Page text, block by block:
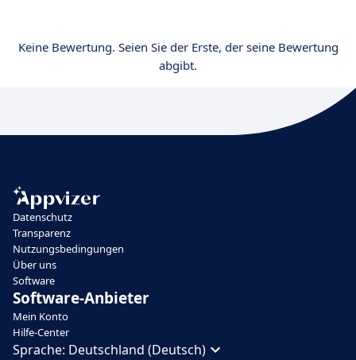
Keine Bewertung. Seien Sie der Erste, der seine Bewertung
abgibt.
Datenschutz
Transparenz
Nutzungsbedingungen
Über uns
Software
Software-Anbieter
Mein Konto
Hilfe-Center
Sprache: Deutschland (Deutsch)